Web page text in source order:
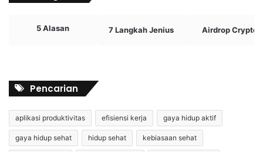
5 Alasan 7 Langkah Jenius Airdrop Crypto
Pencarian
aplikasi produktivitas efisiensi kerja gaya hidup aktif
gaya hidup sehat hidup sehat kebiasaan sehat